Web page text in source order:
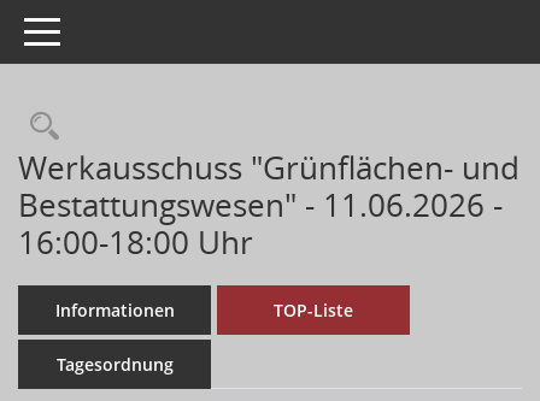
Toggle navigation
Werkausschuss "Grünflächen- und
Bestattungswesen" - 11.06.2026 -
16:00-18:00 Uhr
Informationen TOP-Liste
Tagesordnung